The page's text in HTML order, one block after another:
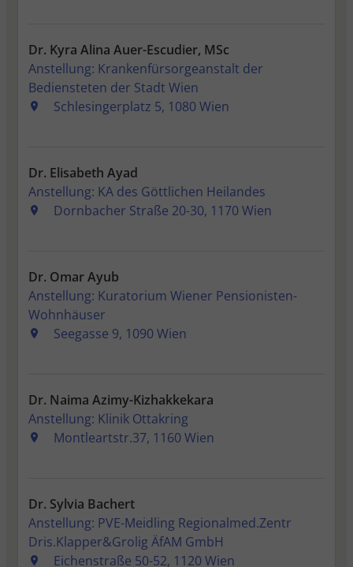
Dr. Kyra Alina Auer-Escudier, MSc
Anstellung: Krankenfürsorgeanstalt der
Bediensteten der Stadt Wien
Schlesingerplatz 5, 1080 Wien
Dr. Elisabeth Ayad
Anstellung: KA des Göttlichen Heilandes
Dornbacher Straße 20-30, 1170 Wien
Dr. Omar Ayub
Anstellung: Kuratorium Wiener Pensionisten-
Wohnhäuser
Seegasse 9, 1090 Wien
Dr. Naima Azimy-Kizhakkekara
Anstellung: Klinik Ottakring
Montleartstr.37, 1160 Wien
Dr. Sylvia Bachert
Anstellung: PVE-Meidling Regionalmed.Zentr
Dris.Klapper&Grolig ÄfAM GmbH
Eichenstraße 50-52, 1120 Wien